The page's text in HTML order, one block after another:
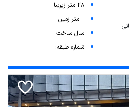
28 متر زیربنا
-- متر زمین
سال ساخت --
شماره طبقه: --